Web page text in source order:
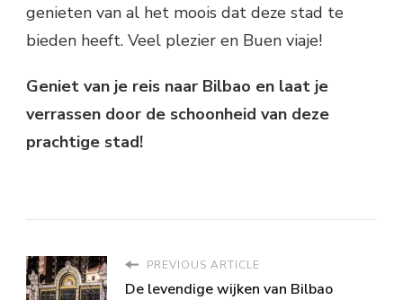
genieten van al het moois dat deze stad te
bieden heeft. Veel plezier en Buen viaje!
Geniet van je reis naar Bilbao en laat je
verrassen door de schoonheid van deze
prachtige stad!
PREVIOUS ARTICLE
De levendige wijken van Bilbao